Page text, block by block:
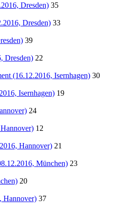
Dresden) 35
Dresden) 33
39
Dresden) 22
(16.12.2016, Isernhagen) 30
Isernhagen) 19
24
12
Hannover) 21
München) 23
20
Hannover) 37